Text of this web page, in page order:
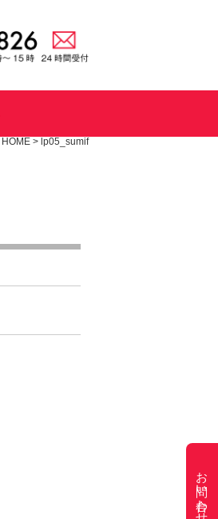
HOME > lp05_sumif
お問い合わせ